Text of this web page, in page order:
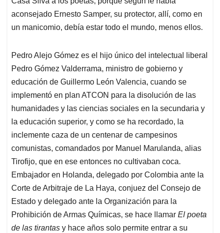
aconsejado Ernesto Samper, su protector, allí, como en
un manicomio, debía estar todo el mundo, menos ellos.
Pedro Alejo Gómez es el hijo único del intelectual liberal
Pedro Gómez Valderrama, ministro de gobierno y
educación de Guillermo León Valencia, cuando se
implementó en plan ATCON para la disolución de las
humanidades y las ciencias sociales en la secundaria y
la educación superior, y como se ha recordado, la
inclemente caza de un centenar de campesinos
comunistas, comandados por Manuel Marulanda, alias
Tirofijo, que en ese entonces no cultivaban coca.
Embajador en Holanda, delegado por Colombia ante la
Corte de Arbitraje de La Haya, conjuez del Consejo de
Estado y delegado ante la Organización para la
Prohibición de Armas Químicas, se hace llamar El poeta
de las tirantas y hace años solo permite entrar a su